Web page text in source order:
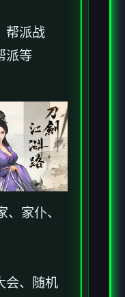
帮派战
派等
家仆、
会、随机